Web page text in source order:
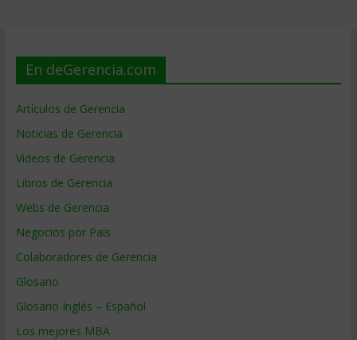
En deGerencia.com
Artículos de Gerencia
Noticias de Gerencia
Videos de Gerencia
Libros de Gerencia
Webs de Gerencia
Negocios por País
Colaboradores de Gerencia
Glosario
Glosario Inglés – Español
Los mejores MBA